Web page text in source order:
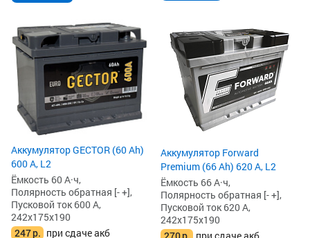
Аккумулятор GECTOR (60 Ah)
600 А, L2
Ёмкость 60 А·ч,
Полярность обратная [- +],
Пусковой ток 600 А,
242x175x190
247р. при сдаче акб
Аккумулятор Forward
Premium (66 Ah) 620 А, L2
Ёмкость 66 А·ч,
Полярность обратная [- +],
Пусковой ток 620 А,
242x175x190
270р. при сдаче акб